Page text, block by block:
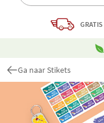
GRATIS
Ga naar Stikets